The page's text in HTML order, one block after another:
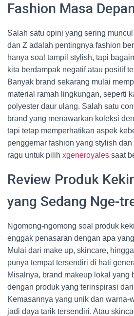
Fashion Masa
Salah satu opini yang sering
dan Z adalah pentingnya fashion
hanya soal tampil stylish, tapi
kita berdampak negatif atau positif
Banyak brand sekarang mulai
material ramah lingkungan, seperti
polyester daur ulang. Salah satu
brand yang menawarkan koleksi
tapi tetap memperhatikan aspek
penggemar fashion yang stylish
ragu untuk pilih xgeneroyales saat
Review Produk
yang Sedang Nge-
Ngomong-ngomong soal produk
enggak penasaran dengan apa
Mulai dari make up, skincare,
punya tempat tersendiri di hati
Misalnya, brand makeup lokal yang
dengan produk yang terinspirasi
Kemasannya yang unik dan warna-
jadi daya tarik tersendiri. Atau